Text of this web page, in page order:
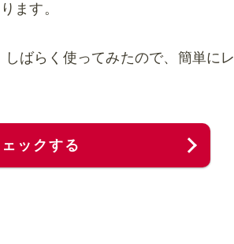
ます。
ばらく使ってみたので、簡単にレ
ックする